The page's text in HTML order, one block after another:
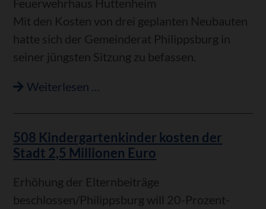
Mit den Kosten von drei geplanten Neubauten
hatte sich der Gemeinderat Philippsburg in
seiner jüngsten Sitzung zu befassen.
Weiterlesen …
508 Kindergartenkinder kosten der
Stadt 2,5 Millionen Euro
Erhöhung der Elternbeiträge
beschlossen/Philippsburg will 20-Prozent-